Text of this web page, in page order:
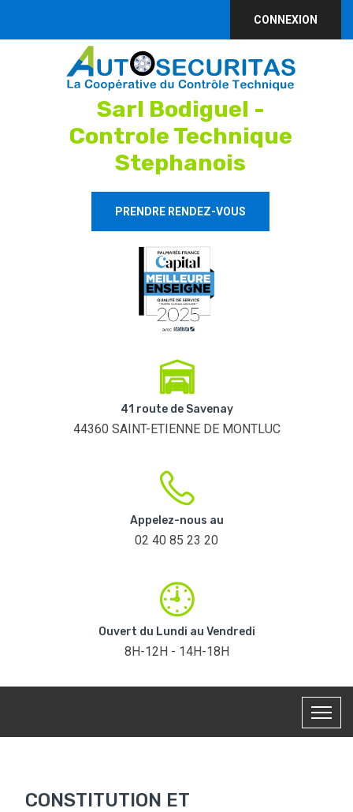
CONNEXION
Sarl Bodiguel -
Controle Technique
Stephanois
PRENDRE RENDEZ-VOUS
41 route de Savenay
44360 SAINT-ETIENNE DE MONTLUC
Appelez-nous au
02 40 85 23 20
Ouvert du Lundi au Vendredi
8H-12H - 14H-18H
CONSTITUTION ET